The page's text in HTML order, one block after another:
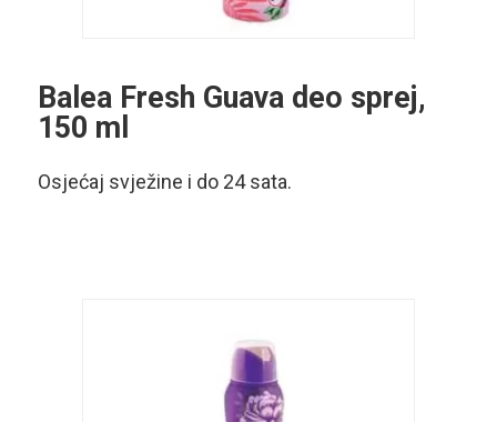
Balea Fresh Guava deo sprej,
150 ml
Osjećaj svježine i do 24 sata.